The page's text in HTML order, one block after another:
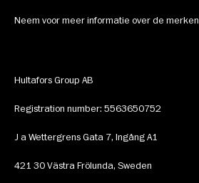
Neem voor meer informatie over de merken
Hultafors Group AB
Registration number: 5563650752
J a Wettergrens Gata 7, Ingång A1
421 30 Västra Frölunda, Sweden